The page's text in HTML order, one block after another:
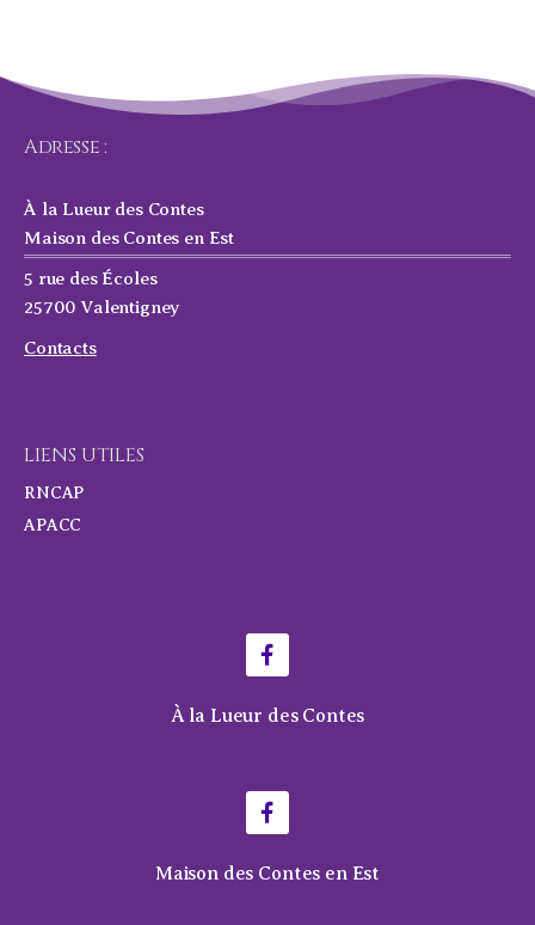
Adresse :
À la Lueur des Contes
Maison des Contes en Est
5 rue des Écoles
25700 Valentigney
Contacts
LIENS UTILES
RNCAP
APACC
À la Lueur des Contes
Maison des Contes en Est